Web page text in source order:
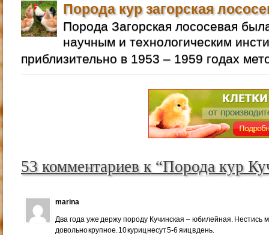
Порода кур загорская
Порода Загорская лососевая
научным и технологическим
приблизительно в 1953 – 1959 годах
53 комментариев к “Порода кур
marina
Два года уже держу породу Кучинская – юбилейная. Нестись
довольно крупное. 10 куриц несут 5-6 яиц в день.